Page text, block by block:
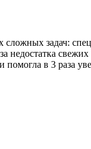
задач:
помогла в 3